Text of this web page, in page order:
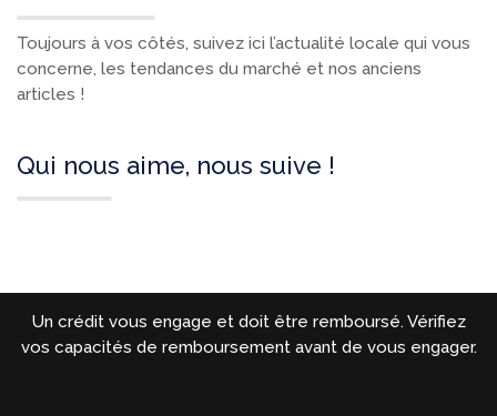
Toujours à vos côtés, suivez ici l’actualité locale qui vous
concerne, les tendances du marché et nos anciens
articles !
Qui nous aime, nous suive !
Un crédit vous engage et doit être remboursé. Vérifiez
vos capacités de remboursement avant de vous engager.